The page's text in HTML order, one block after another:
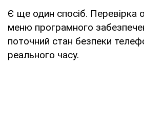
Є ще один спосіб. Перевірка
меню програмного
поточний стан безпеки
реального часу.